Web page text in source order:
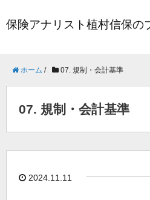
保険アナリスト植村信保の
ホーム / 07. 規制・会計基準
07. 規制・会計基準
2024.11.11